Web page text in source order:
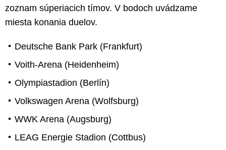
zoznam súperiacich tímov. V bodoch uvádzame
miesta konania duelov.
Deutsche Bank Park (Frankfurt)
Voith-Arena (Heidenheim)
Olympiastadion (Berlín)
Volkswagen Arena (Wolfsburg)
WWK Arena (Augsburg)
LEAG Energie Stadion (Cottbus)